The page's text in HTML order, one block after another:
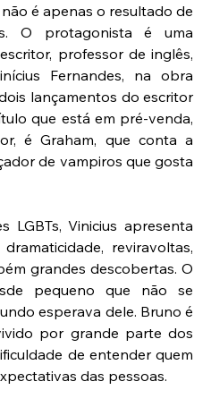
é apenas o resultado de
O protagonista é uma
professor de inglês,
Fernandes, na obra
lançamentos do escritor
que está em pré-venda,
é Graham, que conta a
de vampiros que gosta
LGBTs, Vinicius apresenta
reviravoltas,
grandes descobertas. O
pequeno que não se
esperava dele. Bruno é
por grande parte dos
de entender quem
das pessoas.